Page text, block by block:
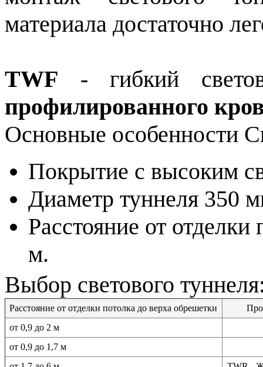
материала достаточно
TWF - гибкий
профилированного
Основные особенности
Покрытие с высоким
Диаметр туннеля 350
Расстояние от
м.
Выбор светового
Расстояние от отделки потолка до верха обрешетки
от 0,9 до 2 м
от 0,9 до 1,7 м